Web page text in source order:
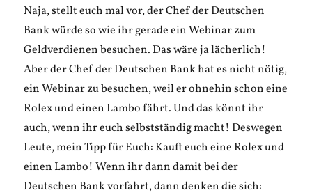
Naja, stellt euch mal vor, der Chef der Deutschen
Bank würde so wie ihr gerade ein Webinar zum
Geldverdienen besuchen. Das wäre ja lächerlich!
Aber der Chef der Deutschen Bank hat es nicht nötig,
ein Webinar zu besuchen, weil er ohnehin schon eine
Rolex und einen Lambo fährt. Und das könnt ihr
auch, wenn ihr euch selbstständig macht! Deswegen
Leute, mein Tipp für Euch: Kauft euch eine Rolex und
einen Lambo! Wenn ihr dann damit bei der
Deutschen Bank vorfahrt, dann denken die sich: